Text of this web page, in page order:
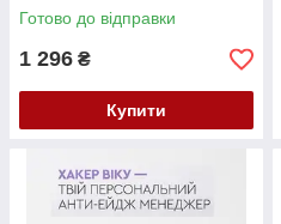
Готово до відправки
1 296 ₴
Купити